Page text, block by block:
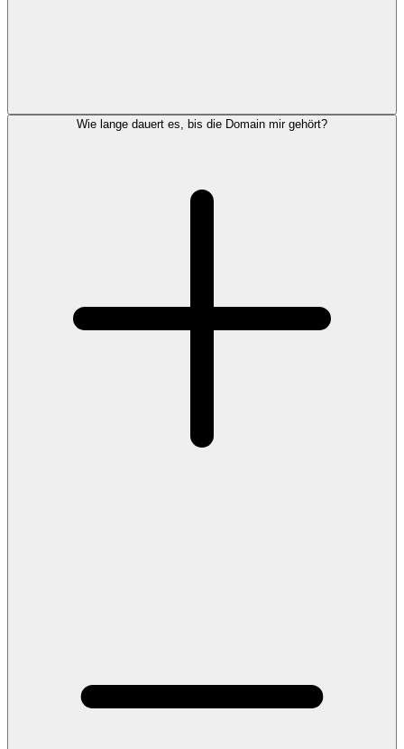
Wie lange dauert es, bis die Domain mir gehört?